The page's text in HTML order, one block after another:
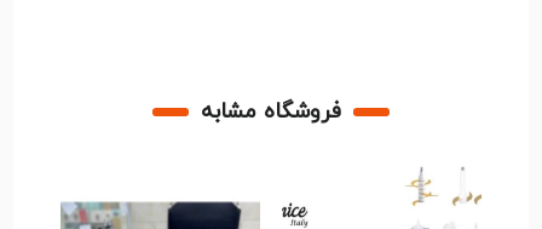
فروشگاه مشابه